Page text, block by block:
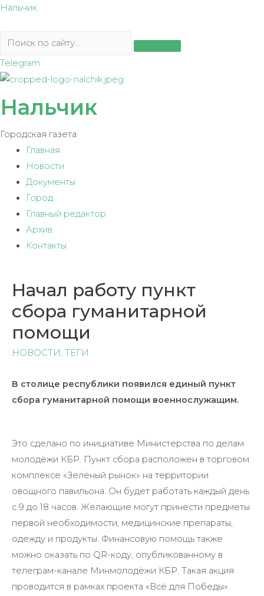
Перейти
содержимому
Нальчик
Telegram
Нальчик
Городская газета
Главная
Новости
Документы
Город
Главный редактор
Архив
Контакты
Начал работу пункт
сбора гуманитарной
помощи
НОВОСТИ, ТЕГИ
В столице республики появился единый пункт
сбора гуманитарной помощи военнослужащим.
Это сделано по инициативе Министерства по делам
молодёжи КБР. Пункт сбора расположен в торговом
комплексе «Зелёный рынок» на территории
овощного павильона. Он будет работать каждый день
с 9 до 18 часов. Желающие могут принести предметы
первой необходимости, медицинские препараты,
одежду и продукты. Финансовую помощь также
можно оказать по QR-коду, опубликованному в
телеграм-канале Минмолодёжи КБР. Такая акция
проводится в рамках проекта «Всё для Победы».